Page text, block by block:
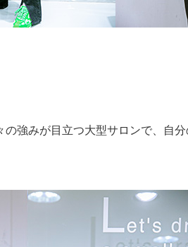
の強みが目立つ大型サロンで、自